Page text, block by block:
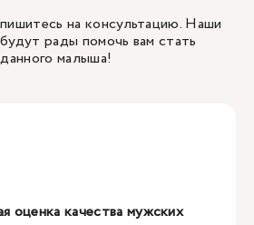
на консультацию. Наши
рады помочь вам стать
малыша!
оценка качества мужских